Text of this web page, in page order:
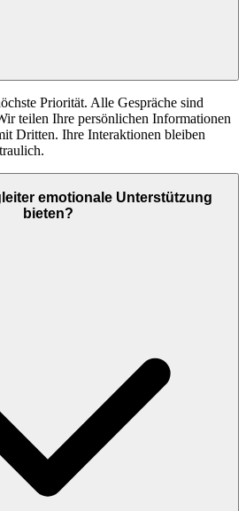
Priorität. Alle Gespräche sind
teilen Ihre persönlichen Informationen
Dritten. Ihre Interaktionen bleiben
emotionale Unterstützung
bieten?